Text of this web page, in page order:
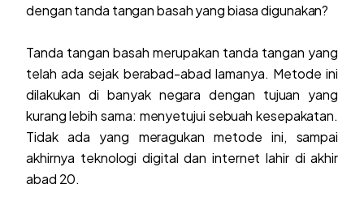
dengan tanda tangan basah yang biasa digunakan?
Tanda tangan basah merupakan tanda tangan yang
telah ada sejak berabad-abad lamanya. Metode ini
dilakukan di banyak negara dengan tujuan yang
kurang lebih sama: menyetujui sebuah kesepakatan.
Tidak ada yang meragukan metode ini, sampai
akhirnya teknologi digital dan internet lahir di akhir
abad 20.